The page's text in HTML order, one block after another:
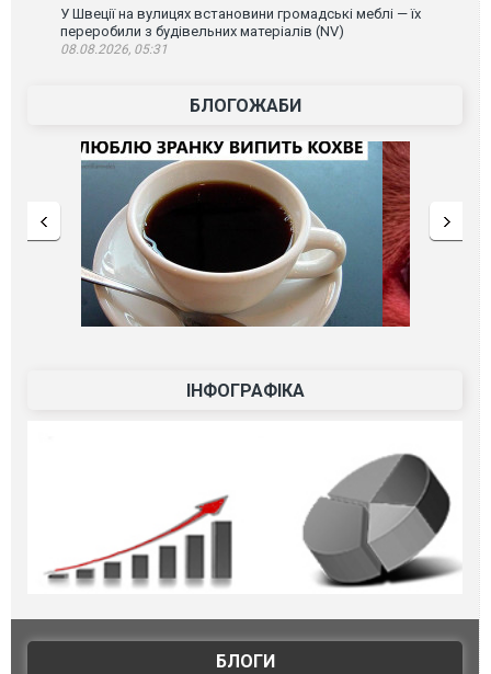
У Швеції на вулицях встановини громадські меблі — їх
переробили з будівельних матеріалів (NV)
08.08.2026, 05:31
БЛОГОЖАБИ
ІНФОГРАФІКА
БЛОГИ